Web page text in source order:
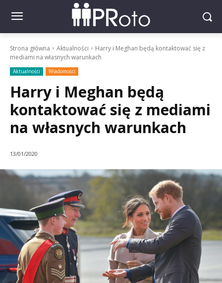
Strona główna Aktualności
Harry i Meghan będą kontaktować się z
mediami na własnych warunkach
Aktualności Wiadomości
Harry i Meghan będą
kontaktować się z mediami
na własnych warunkach
13/01/2020